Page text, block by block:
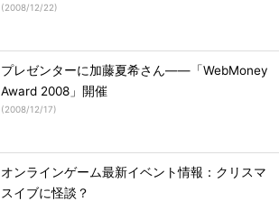
(2008/12/22)
プレゼンターに加藤夏希さん――「WebMoney
Award 2008」開催
(2008/12/17)
オンラインゲーム最新イベント情報：クリスマ
スイブに怪談？